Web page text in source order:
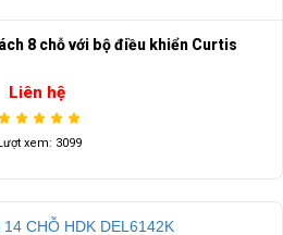
8 chỗ với bộ điều khiển Curtis
Liên hệ
Lượt xem: 3099